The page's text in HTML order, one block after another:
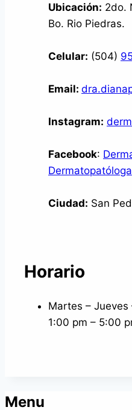
Ubicación: 2do.
Bo. Rio Piedras.
Celular: (504)
Email:
Instagram:
Facebook:
Dermatopatóloga
Ciudad: San
Horario
Martes – Jueves
1:00 pm – 5:00
Menu